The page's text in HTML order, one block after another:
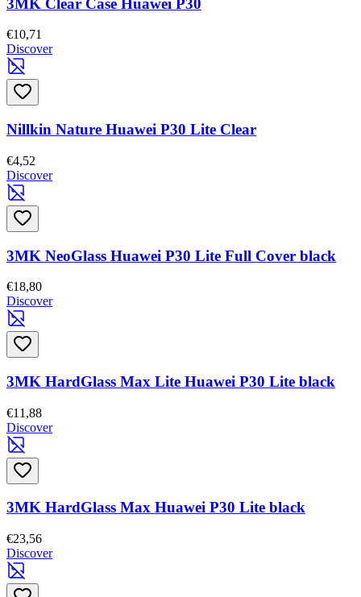
3MK Clear Case Huawei P30
€10,71
Discover
Nillkin Nature Huawei P30 Lite Clear
€4,52
Discover
3MK NeoGlass Huawei P30 Lite Full Cover black
€18,80
Discover
3MK HardGlass Max Lite Huawei P30 Lite black
€11,88
Discover
3MK HardGlass Max Huawei P30 Lite black
€23,56
Discover